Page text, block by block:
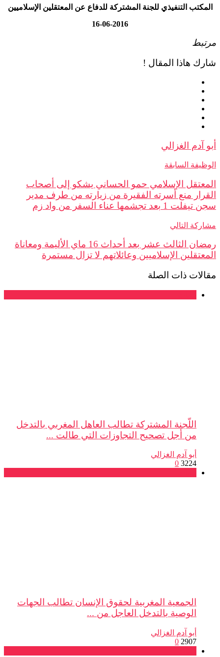
التنفيذي للجنة المشتركة للدفاع عن المعتقلين الإسلاميين
16-06-2016
هاذا المقال !
الغزالي
السابقة
الإسلامي حمو الحساني يشكو إلى أصحاب
منع أسرته الفقيرة من زيارته من طرف مدير
عناء السفر من واد زم
التالي
رمضان الثالث عشر بعد أحداث 16 ماي الأليمة ومعاناة
الإسلاميين وعائلاتهم لا تزال مستمرة
ذات الصلة
بيانات
اللّجنة المشتركة تطالب العاهل المغربي بالتدخل
من أجل تصحيح التجاوزات التي طالت ...
أبو آدم الغزالي
0
بيانات
الجمعية المغربية لحقوق الإنسان تطالب الجهات
الوصية بالتدخل العاجل من ...
أبو آدم الغزالي
0
بيانات